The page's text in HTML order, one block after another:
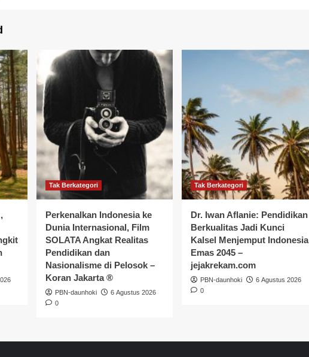
Tak Berkategori
Perkenalkan Indonesia ke
Dunia Internasional, Film
SOLATA Angkat Realitas
Pendidikan dan
Nasionalisme di Pelosok –
Koran Jakarta ®
PBN-daunhoki
6 Agustus 2026
0
Tak Berkategori
Dr. Iwan Aflanie: Pendidikan
Berkualitas Jadi Kunci
Kalsel Menjemput Indonesia
Emas 2045 –
jejakrekam.com
PBN-daunhoki
6 Agustus 2026
0